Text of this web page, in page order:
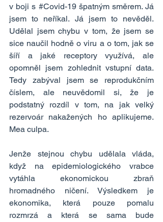
v boji s #Covid-19 špatným směrem. Já
jsem to neříkal. Já jsem to nevěděl.
Udělal jsem chybu v tom, že jsem se
sice naučil hodně o viru a o tom, jak se
šíří a jaké receptory využívá, ale
opomněl jsem zohlednit vstupní data.
Tedy zabýval jsem se reprodukčním
číslem, ale neuvědomil si, že je
podstatný rozdíl v tom, na jak velký
rezervoár nakažených ho aplikujeme.
Mea culpa.
Jenže stejnou chybu udělala vláda,
když na epidemiologického vrabce
vytáhla ekonomickou zbraň
hromadného ničení. Výsledkem je
ekonomika, která pouze pomalu
rozmrzá a která se sama bude